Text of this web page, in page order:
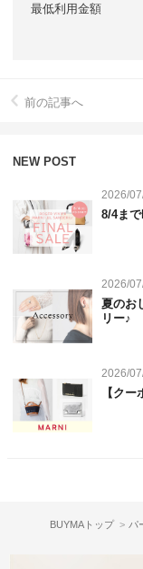
最低利用金額
前の記事へ
NEW POST
2026/
8/4ま
2026/
夏のお
リー♪
2026/
【ク
BUYMAトップ パ